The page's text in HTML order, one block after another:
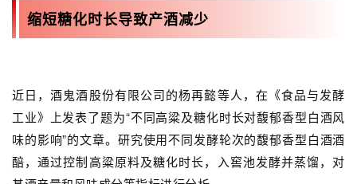
缩短糖化时长导致产酒减少
近日，酒鬼酒股份有限公司的杨再懿等人，在《食品与发酵
工业》上发表了题为“不同高粱及糖化时长对馥郁香型白酒风
味的影响”的文章。研究使用不同发酵轮次的馥郁香型白酒酒
醅，通过控制高粱原料及糖化时长，入窖池发酵并蒸馏，对